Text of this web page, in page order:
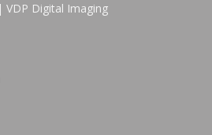
Digital Imaging